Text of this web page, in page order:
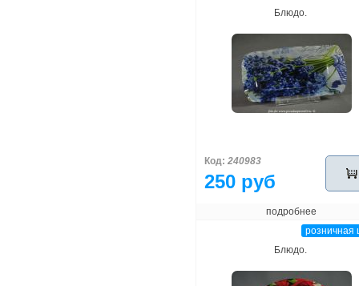
Блюдо.
Код: 240983
250 руб
подробнее
розничная
Блюдо.